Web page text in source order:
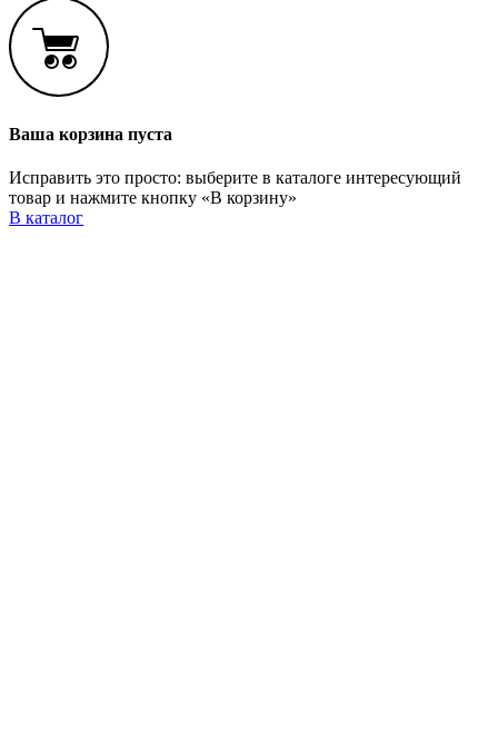
Ваша корзина пуста
Исправить это просто: выберите в каталоге интересующий
товар и нажмите кнопку «В корзину»
В каталог